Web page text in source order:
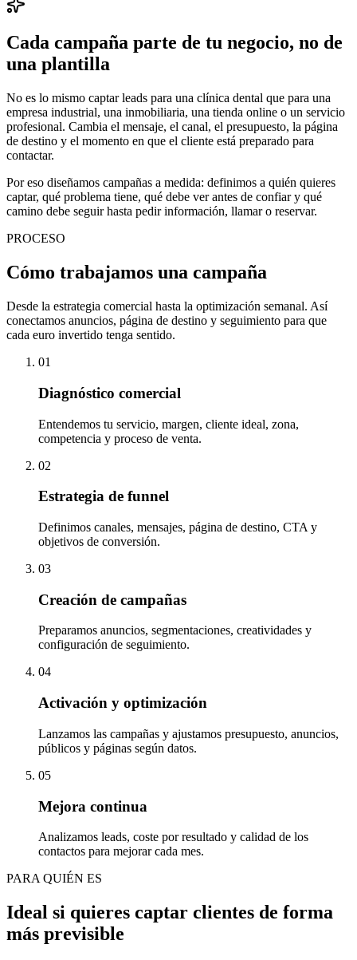
Cada campaña parte de tu negocio, no de
una plantilla
No es lo mismo captar leads para una clínica dental que para una
empresa industrial, una inmobiliaria, una tienda online o un servicio
profesional. Cambia el mensaje, el canal, el presupuesto, la página
de destino y el momento en que el cliente está preparado para
contactar.
Por eso diseñamos campañas a medida: definimos a quién quieres
captar, qué problema tiene, qué debe ver antes de confiar y qué
camino debe seguir hasta pedir información, llamar o reservar.
PROCESO
Cómo trabajamos una campaña
Desde la estrategia comercial hasta la optimización semanal. Así
conectamos anuncios, página de destino y seguimiento para que
cada euro invertido tenga sentido.
01
Diagnóstico comercial
Entendemos tu servicio, margen, cliente ideal, zona,
competencia y proceso de venta.
02
Estrategia de funnel
Definimos canales, mensajes, página de destino, CTA y
objetivos de conversión.
03
Creación de campañas
Preparamos anuncios, segmentaciones, creatividades y
configuración de seguimiento.
04
Activación y optimización
Lanzamos las campañas y ajustamos presupuesto, anuncios,
públicos y páginas según datos.
05
Mejora continua
Analizamos leads, coste por resultado y calidad de los
contactos para mejorar cada mes.
PARA QUIÉN ES
Ideal si quieres captar clientes de forma
más previsible